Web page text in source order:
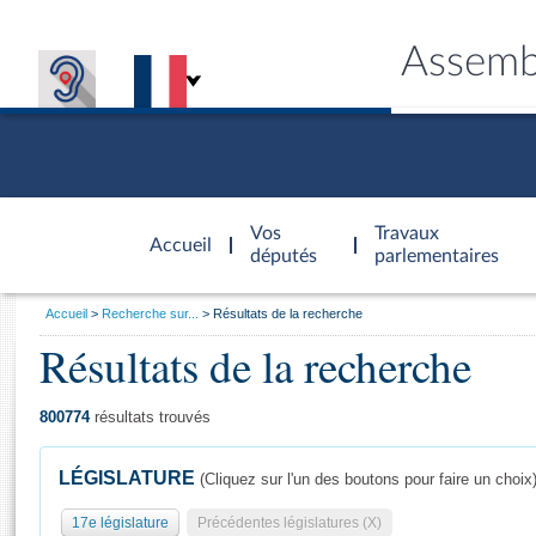
Accueil
d'accueil
Vos
députés
Travaux
parlementaires
Général
Vous
Accueil Recherche sur... Résultats de la recherche
Résultats de la recherche
800774résultats trouvés
LÉGISLATURE (Cliquez sur l'un des boutons pour faire un choix)
17e législature Précédentes législatures (X)